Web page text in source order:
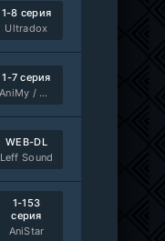
1-8 серия
Ultradox
1-7 серия
AniMy / RuChiMe
WEB-DL
Leff Sound
1-153
серия
AniStar